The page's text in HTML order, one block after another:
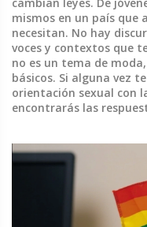
mismos en un país que
necesitan. No hay
voces y contextos que
no es un tema de
básicos. Si alguna vez
orientación sexual con
encontrarás las